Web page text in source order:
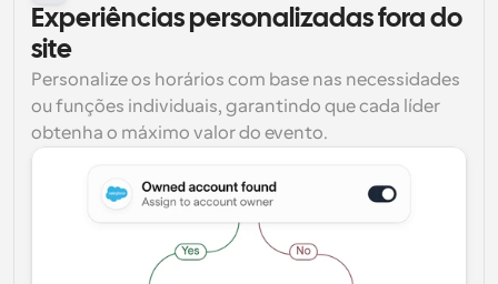
Experiências personalizadas fora do
site
Personalize os horários com base nas necessidades
ou funções individuais, garantindo que cada líder
obtenha o máximo valor do evento.